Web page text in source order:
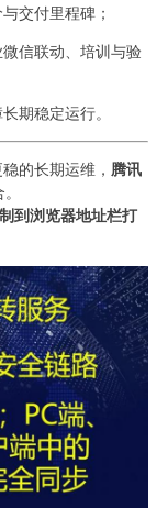
交付里程碑；
信联动、培训与验
期稳定运行。
的长期运维， 腾讯
到浏览器地址栏打